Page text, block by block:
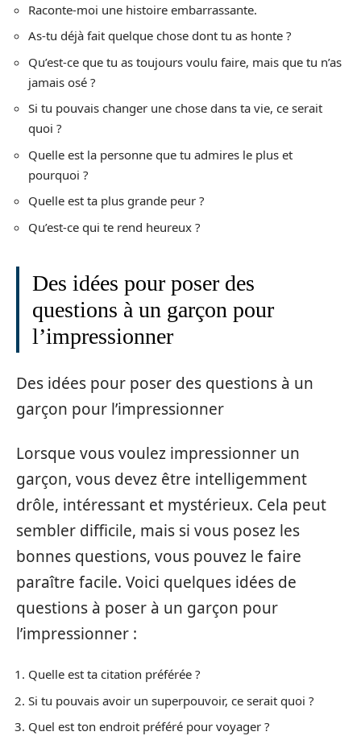
Raconte-moi une histoire embarrassante.
As-tu déjà fait quelque chose dont tu as honte ?
Qu’est-ce que tu as toujours voulu faire, mais que tu n’as
jamais osé ?
Si tu pouvais changer une chose dans ta vie, ce serait
quoi ?
Quelle est la personne que tu admires le plus et
pourquoi ?
Quelle est ta plus grande peur ?
Qu’est-ce qui te rend heureux ?
Des idées pour poser des
questions à un garçon pour
l’impressionner
Des idées pour poser des questions à un
garçon pour l’impressionner
Lorsque vous voulez impressionner un
garçon, vous devez être intelligemment
drôle, intéressant et mystérieux. Cela peut
sembler difficile, mais si vous posez les
bonnes questions, vous pouvez le faire
paraître facile. Voici quelques idées de
questions à poser à un garçon pour
l’impressionner :
Quelle est ta citation préférée ?
Si tu pouvais avoir un superpouvoir, ce serait quoi ?
Quel est ton endroit préféré pour voyager ?